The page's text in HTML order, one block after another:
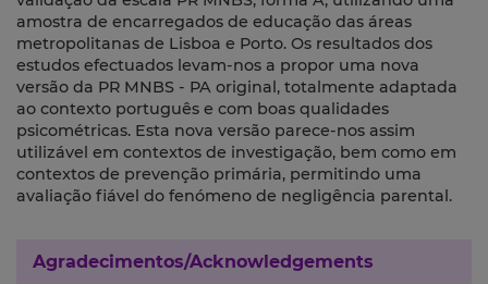
amostra de encarregados de educação das áreas
metropolitanas de Lisboa e Porto. Os resultados dos
estudos efectuados levam-nos a propor uma nova
versão da PR MNBS - PA original, totalmente adaptada
ao contexto português e com boas qualidades
psicométricas. Esta nova versão parece-nos assim
utilizável em contextos de investigação, bem como em
contextos de prevenção primária, permitindo uma
avaliação fiável do fenómeno de negligência parental.
Agradecimentos/Acknowledgements